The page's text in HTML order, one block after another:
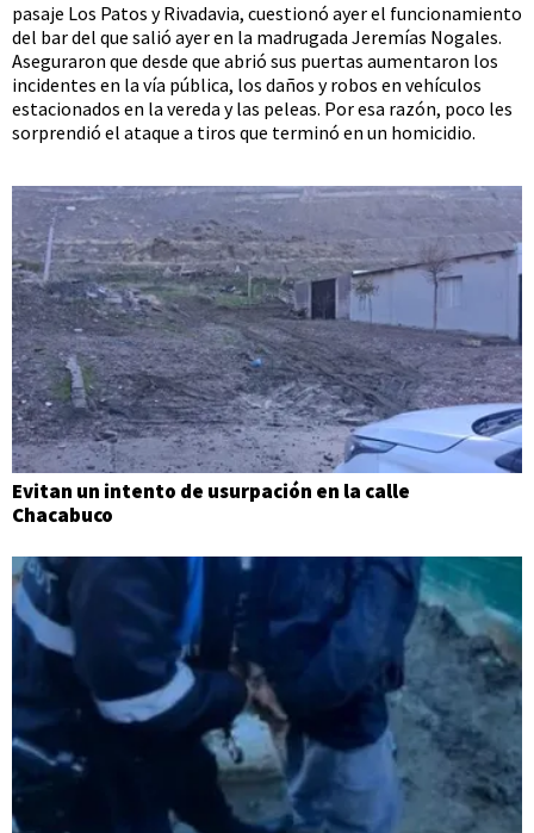
pasaje Los Patos y Rivadavia, cuestionó ayer el funcionamiento
del bar del que salió ayer en la madrugada Jeremías Nogales.
Aseguraron que desde que abrió sus puertas aumentaron los
incidentes en la vía pública, los daños y robos en vehículos
estacionados en la vereda y las peleas. Por esa razón, poco les
sorprendió el ataque a tiros que terminó en un homicidio.
Evitan un intento de usurpación en la calle
Chacabuco